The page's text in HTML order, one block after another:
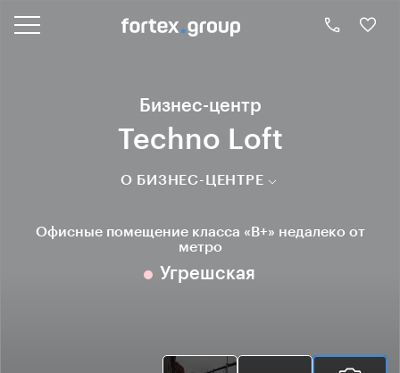
Бизнес-центр
Techno Loft
О БИЗНЕС-ЦЕНТРЕ
Офисные помещение класса «B+» недалеко от
метро
Угрешская